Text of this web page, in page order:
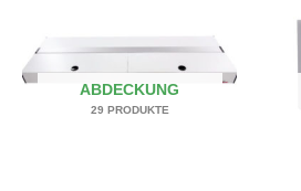
ABDECKUNG
29 PRODUKTE